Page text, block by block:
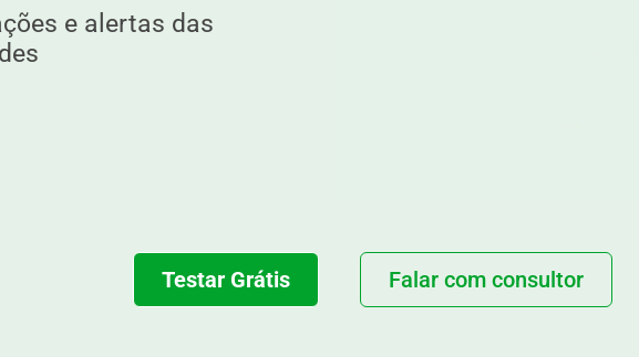
e alertas das
Testar Grátis Falar com consultor